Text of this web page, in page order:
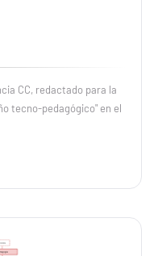
CC, redactado para la
tecno-pedagógico" en el